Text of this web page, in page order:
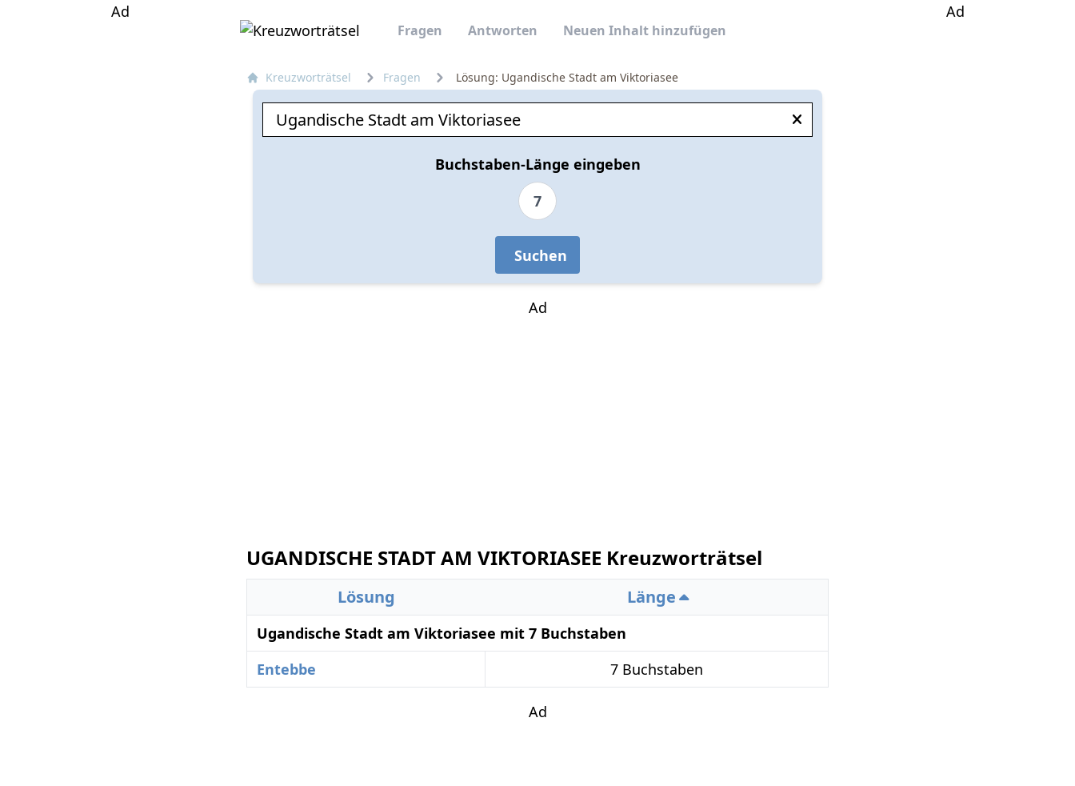
Fragen Antworten Neuen Inhalt hinzufügen
Ad Ad
Kreuzworträtsel Fragen Lösung: Ugandische Stadt am Viktoriasee
Buchstaben-Länge eingeben
7
Suchen
Ad
UGANDISCHE STADT AM VIKTORIASEE Kreuzworträtsel
Lösung Länge
Ugandische Stadt am Viktoriasee mit 7 Buchstaben
Entebbe
7 Buchstaben
Ad